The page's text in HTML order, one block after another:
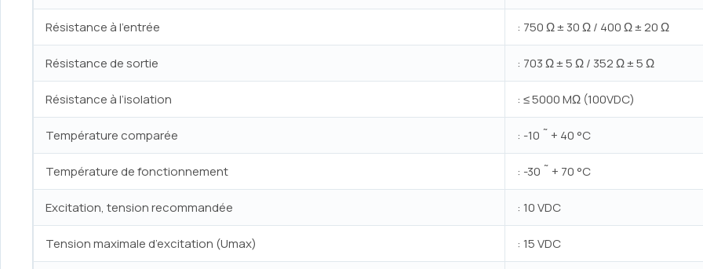
Résistance à l’entrée : 750 Ω ± 30 Ω / 400 Ω ± 20 Ω
Résistance de sortie : 703 Ω ± 5 Ω / 352 Ω ± 5 Ω
Résistance à l’isolation : ≤ 5000 MΩ (100VDC)
Température comparée : -10 ˜ + 40 °C
Température de fonctionnement : -30 ˜ + 70 °C
Excitation, tension recommandée : 10 VDC
Tension maximale d’excitation (Umax) : 15 VDC